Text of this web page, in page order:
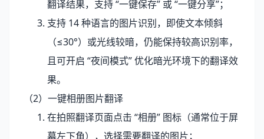
翻译结果，支持 “一键保存” 或 “一键分享”；
支持 14 种语言的图片识别，即使文本倾斜
（≤30°）或光线较暗，仍能保持较高识别率，
且可开启 “夜间模式” 优化暗光环境下的翻译效
果。
（2）一键相册图片翻译
在拍照翻译页面点击 “相册” 图标（通常位于屏
幕左下角），选择需要翻译的图片；